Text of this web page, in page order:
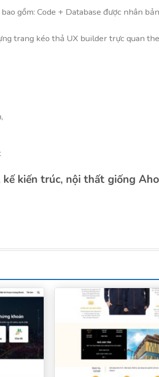
gồm: Code + Database được nhân
trang kéo thả UX builder trực quan
kiến trúc, nội thất giống